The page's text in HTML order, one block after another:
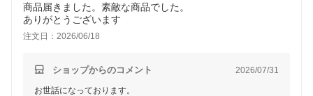
商品届きました。素敵な商品でした。
ありがとうございます
注文日：2026/06/18
ショップからのコメント 2026/07/31
お世話になっております。